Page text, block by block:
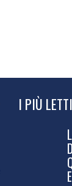
I PIÙ LETTI